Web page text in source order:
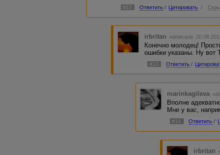
#12 Ответить / Цитировать /
irbritan написала
Конечно молодец!
ошибки указаны. Ну вот
#13 Ответить /
marinkagileva
Вполне
Мне у вас,
#14 Ответить /
irbritan